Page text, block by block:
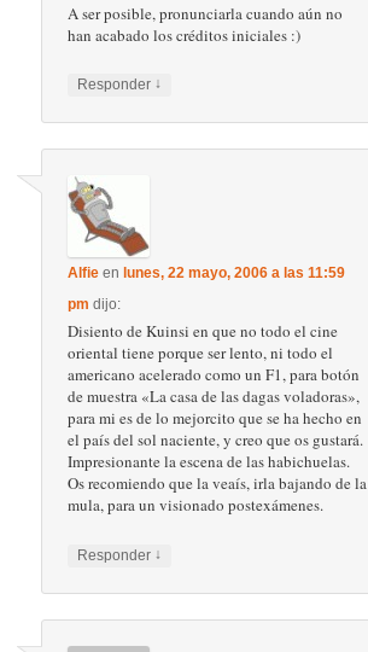
A ser posible, pronunciarla cuando aún no
han acabado los créditos iniciales :)
Responder ↓
Alfie en lunes, 22 mayo, 2006 a las 11:59
pm dijo:
Disiento de Kuinsi en que no todo el cine
oriental tiene porque ser lento, ni todo el
americano acelerado como un F1, para botón
de muestra «La casa de las dagas voladoras»,
para mi es de lo mejorcito que se ha hecho en
el país del sol naciente, y creo que os gustará.
Impresionante la escena de las habichuelas.
Os recomiendo que la veaís, irla bajando de la
mula, para un visionado postexámenes.
Responder ↓